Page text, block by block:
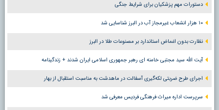
دستورات مهم پزشکیان برای شرایط جنگی
۱۰ هزار انشعاب غیرمجاز آب در البرز شناسایی شد
نظارت بدون اغماض استاندارد بر مصنوعات طلا در البرز
آیت الله سید مجتبی خامنه ای رهبر جمهوری اسلامی ایران شدند + زندگینامه
اجرای طرح ضربتی لکه‌گیری آسفالت در ماهدشت به مناسبت استقبال از بهار
سرپرست اداره میراث فرهنگی فردیس معرفی شد